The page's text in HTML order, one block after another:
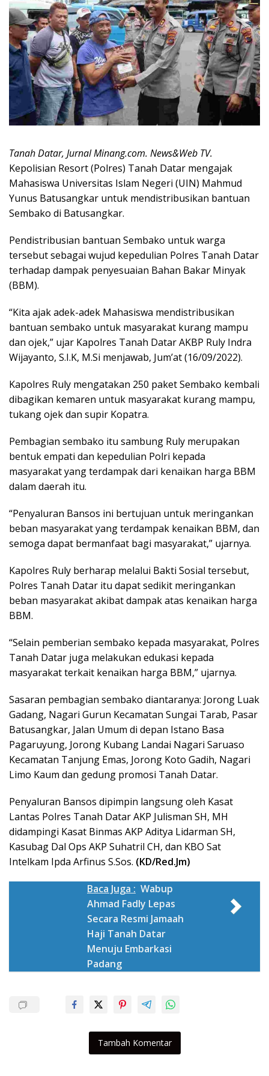
Tanah Datar, Jurnal Minang.com. News&Web TV.
Kepolisian Resort (Polres) Tanah Datar mengajak
Mahasiswa Universitas Islam Negeri (UIN) Mahmud
Yunus Batusangkar untuk mendistribusikan bantuan
Sembako di Batusangkar.
Pendistribusian bantuan Sembako untuk warga
tersebut sebagai wujud kepedulian Polres Tanah Datar
terhadap dampak penyesuaian Bahan Bakar Minyak
(BBM).
“Kita ajak adek-adek Mahasiswa mendistribusikan
bantuan sembako untuk masyarakat kurang mampu
dan ojek,” ujar Kapolres Tanah Datar AKBP Ruly Indra
Wijayanto, S.I.K, M.Si menjawab, Jum’at (16/09/2022).
Kapolres Ruly mengatakan 250 paket Sembako kembali
dibagikan kemaren untuk masyarakat kurang mampu,
tukang ojek dan supir Kopatra.
Pembagian sembako itu sambung Ruly merupakan
bentuk empati dan kepedulian Polri kepada
masyarakat yang terdampak dari kenaikan harga BBM
dalam daerah itu.
“Penyaluran Bansos ini bertujuan untuk meringankan
beban masyarakat yang terdampak kenaikan BBM, dan
semoga dapat bermanfaat bagi masyarakat,” ujarnya.
Kapolres Ruly berharap melalui Bakti Sosial tersebut,
Polres Tanah Datar itu dapat sedikit meringankan
beban masyarakat akibat dampak atas kenaikan harga
BBM.
“Selain pemberian sembako kepada masyarakat, Polres
Tanah Datar juga melakukan edukasi kepada
masyarakat terkait kenaikan harga BBM,” ujarnya.
Sasaran pembagian sembako diantaranya: Jorong Luak
Gadang, Nagari Gurun Kecamatan Sungai Tarab, Pasar
Batusangkar, Jalan Umum di depan Istano Basa
Pagaruyung, Jorong Kubang Landai Nagari Saruaso
Kecamatan Tanjung Emas, Jorong Koto Gadih, Nagari
Limo Kaum dan gedung promosi Tanah Datar.
Penyaluran Bansos dipimpin langsung oleh Kasat
Lantas Polres Tanah Datar AKP Julisman SH, MH
didampingi Kasat Binmas AKP Aditya Lidarman SH,
Kasubag Dal Ops AKP Suhatril CH, dan KBO Sat
Intelkam Ipda Arfinus S.Sos. (KD/Red.Jm)
Baca Juga : Wabup
Ahmad Fadly Lepas
Secara Resmi Jamaah
Haji Tanah Datar
Menuju Embarkasi
Padang
Tambah Komentar